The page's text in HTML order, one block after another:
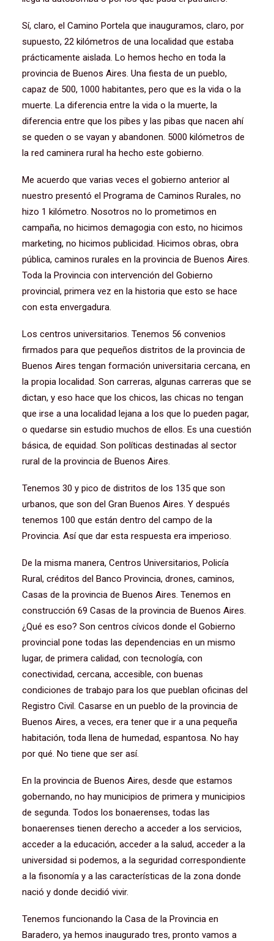
Sí, claro, el Camino Portela que inauguramos, claro, por
supuesto, 22 kilómetros de una localidad que estaba
prácticamente aislada. Lo hemos hecho en toda la
provincia de Buenos Aires. Una fiesta de un pueblo,
capaz de 500, 1000 habitantes, pero que es la vida o la
muerte. La diferencia entre la vida o la muerte, la
diferencia entre que los pibes y las pibas que nacen ahí
se queden o se vayan y abandonen. 5000 kilómetros de
la red caminera rural ha hecho este gobierno.
Me acuerdo que varias veces el gobierno anterior al
nuestro presentó el Programa de Caminos Rurales, no
hizo 1 kilómetro. Nosotros no lo prometimos en
campaña, no hicimos demagogia con esto, no hicimos
marketing, no hicimos publicidad. Hicimos obras, obra
pública, caminos rurales en la provincia de Buenos Aires.
Toda la Provincia con intervención del Gobierno
provincial, primera vez en la historia que esto se hace
con esta envergadura.
Los centros universitarios. Tenemos 56 convenios
firmados para que pequeños distritos de la provincia de
Buenos Aires tengan formación universitaria cercana, en
la propia localidad. Son carreras, algunas carreras que se
dictan, y eso hace que los chicos, las chicas no tengan
que irse a una localidad lejana a los que lo pueden pagar,
o quedarse sin estudio muchos de ellos. Es una cuestión
básica, de equidad. Son políticas destinadas al sector
rural de la provincia de Buenos Aires.
Tenemos 30 y pico de distritos de los 135 que son
urbanos, que son del Gran Buenos Aires. Y después
tenemos 100 que están dentro del campo de la
Provincia. Así que dar esta respuesta era imperioso.
De la misma manera, Centros Universitarios, Policía
Rural, créditos del Banco Provincia, drones, caminos,
Casas de la provincia de Buenos Aires. Tenemos en
construcción 69 Casas de la provincia de Buenos Aires.
¿Qué es eso? Son centros cívicos donde el Gobierno
provincial pone todas las dependencias en un mismo
lugar, de primera calidad, con tecnología, con
conectividad, cercana, accesible, con buenas
condiciones de trabajo para los que pueblan oficinas del
Registro Civil. Casarse en un pueblo de la provincia de
Buenos Aires, a veces, era tener que ir a una pequeña
habitación, toda llena de humedad, espantosa. No hay
por qué. No tiene que ser así.
En la provincia de Buenos Aires, desde que estamos
gobernando, no hay municipios de primera y municipios
de segunda. Todos los bonaerenses, todas las
bonaerenses tienen derecho a acceder a los servicios,
acceder a la educación, acceder a la salud, acceder a la
universidad si podemos, a la seguridad correspondiente
a la fisonomía y a las características de la zona donde
nació y donde decidió vivir.
Tenemos funcionando la Casa de la Provincia en
Baradero, ya hemos inaugurado tres, pronto vamos a